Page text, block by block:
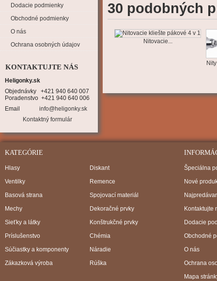
Dodacie podmienky
Obchodné podmienky
O nás
Ochrana osobných údajov
KONTAKTUJTE NÁS
Heligonky.sk
Objednávky   +421 940 640 007
Poradenstvo  +421 940 640 006
Email
info@heligonky.sk
Kontaktný formulár
30 podobných
Nitovacie...
KATEGÓRIE
Hlasy
Ventilky
Diskant
Remence
Basová strana
Mechy
Spojovací materiál
Dekoračné prvky
Sieťky a látky
Príslušenstvo
Konštrukčné prvky
Chémia
Súčiastky a komponenty
Zákazková výroba
Náradie
Rúška
Špeciálna
Nové
Kontaktujte
Dodacie
Obchodné
O nás
Ochrana
Mapa